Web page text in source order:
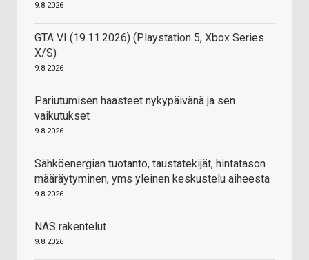
9.8.2026
GTA VI (19.11.2026) (Playstation 5, Xbox Series
X/S)
9.8.2026
Pariutumisen haasteet nykypäivänä ja sen
vaikutukset
9.8.2026
Sähköenergian tuotanto, taustatekijät, hintatason
määräytyminen, yms yleinen keskustelu aiheesta
9.8.2026
NAS rakentelut
9.8.2026